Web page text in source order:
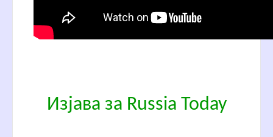
Изјава за Russia Today